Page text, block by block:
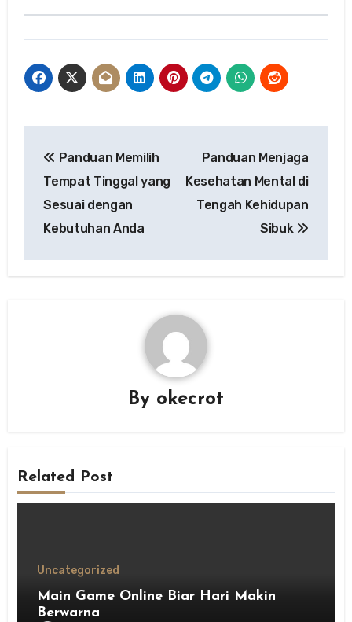
navigation
Panduan Memilih
Tempat Tinggal yang
Sesuai dengan
Kebutuhan Anda
Panduan Menjaga
Kesehatan Mental di
Tengah Kehidupan
Sibuk
By okecrot
Related Post
Uncategorized
Main Game Online Biar Hari Makin
Berwarna